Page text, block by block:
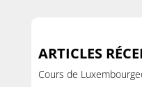
ARTICLES
Cours de